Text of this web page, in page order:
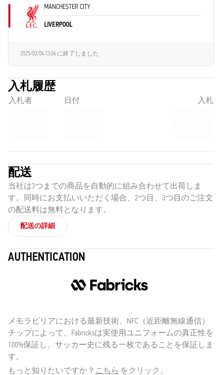
MANCHESTER CITY
LIVERPOOL
2025/03/04 13:06 に終了しました
入札履歴
入札者 日付 入札
配送
当社は3つまでの商品を自動的に組み合わせて出荷しま
す。同時にお支払いいただく場合、2つ目、3つ目のご注文
の配送料は無料となります。
配送の詳細
AUTHENTICATION
メモラビリアにおける最新技術、NFC（近距離無線通信）
チップによって、Fabricksは実使用ユニフォームの真正性を
100%保証し、サッカー史に残る一枚であることを保証しま
す。
もっと知りたいですか？ こちら をクリック。